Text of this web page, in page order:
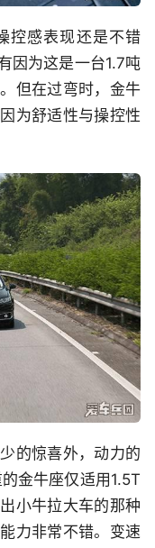
控感表现还是不错
因为这是一台1.7吨
但在过弯时，金牛
为舒适性与操控性
的惊喜外，动力的
金牛座仅适用1.5T
小牛拉大车的那种
力非常不错。变速